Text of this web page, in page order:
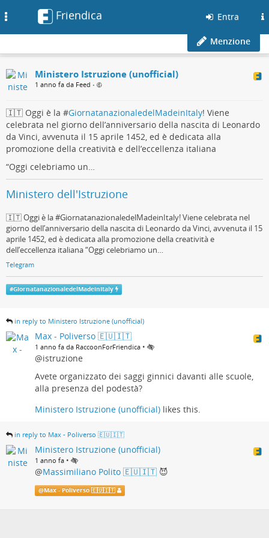
Friendica Entra
Menzione
Ministero Istruzione (unofficial)
1 anno fa da Feed •
🇮🇹 Oggi è la #GiornatanazionaledelMadeinItaly! Viene
celebrata nel giorno dell’anniversario della nascita di Leonardo
da Vinci, avvenuta il 15 aprile 1452, ed è dedicata alla
promozione della creatività e dell’eccellenza italiana
“Oggi celebriamo un…
Ministero dell'Istruzione
🇮🇹 Oggi è la #GiornatanazionaledelMadeinItaly! Viene celebrata nel
giorno dell’anniversario della nascita di Leonardo da Vinci, avvenuta il 15
aprile 1452, ed è dedicata alla promozione della creatività e
dell’eccellenza italiana “Oggi celebriamo un…
Telegram
#GiornatanazionaledelMadeinItaly
in reply to Ministero Istruzione (unofficial)
Max - Poliverso 🇪🇺🇮🇹
1 anno fa da RaccoonForFriendica •
@istruzione
Avete organizzato dei saggi ginnici davanti alle scuole,
alla presenza del podestà?
Ministero Istruzione (unofficial) likes this.
in reply to Max - Poliverso 🇪🇺🇮🇹
Ministero Istruzione (unofficial)
1 anno fa •
@Massimiliano Polito 🇪🇺🇮🇹 😈
@Max - Poliverso 🇪🇺🇮🇹